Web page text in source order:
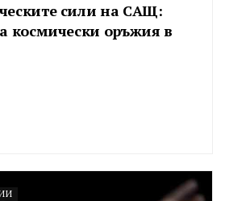
сили на САЩ:
космически оръжия в